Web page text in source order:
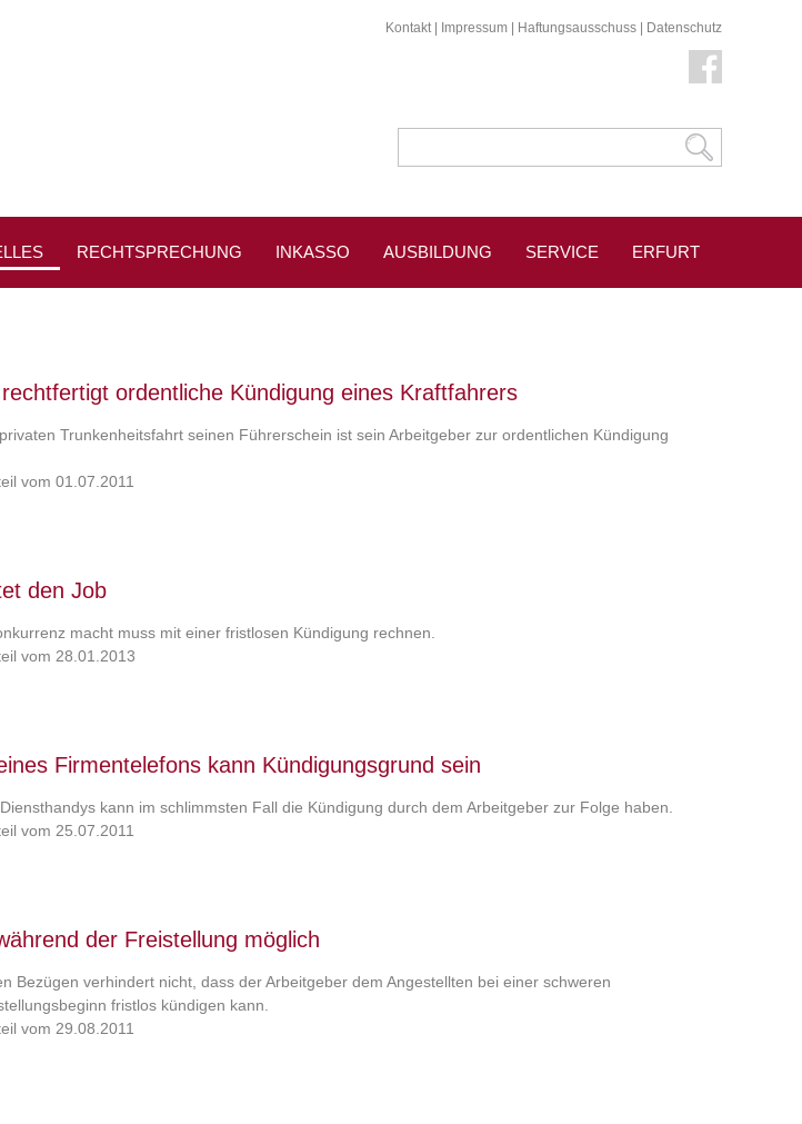
Kontakt| Impressum Haftungsausschuss Datenschutz
RECHTSPRECHUNG INKASSO AUSBILDUNG SERVICE ERFURT
ordentliche Kündigung eines Kraftfahrers
Trunkenheitsfahrt seinen Führerschein ist sein Arbeitgeber zur ordentlichen Kündigung
vom 01.07.2011
den Job
macht muss mit einer fristlosen Kündigung rechnen.
vom 28.01.2013
Firmentelefons kann Kündigungsgrund sein
kann im schlimmsten Fall die Kündigung durch dem Arbeitgeber zur Folge haben.
vom 25.07.2011
der Freistellung möglich
Bezügen verhindert nicht, dass der Arbeitgeber dem Angestellten bei einer schweren
fristlos kündigen kann.
vom 29.08.2011